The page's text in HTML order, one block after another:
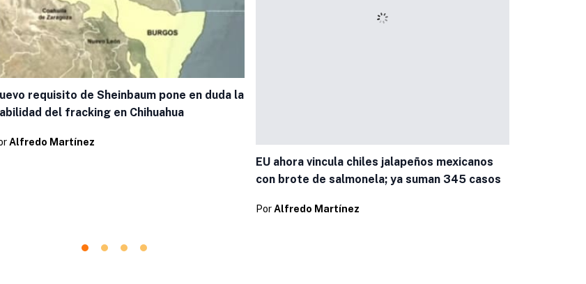
requisito de Sheinbaum pone en duda la
del fracking en Chihuahua
Alfredo Martínez
EU ahora vincula chiles jalapeños mexicanos
con brote de salmonela; ya suman 345 casos
PorAlfredo Martínez